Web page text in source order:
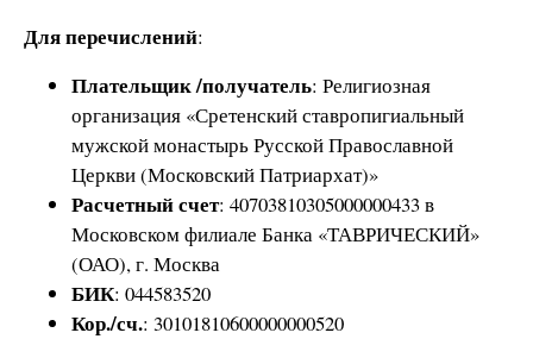
Для перечислений:
Плательщик /получатель: Религиозная
организация «Сретенский ставропигиальный
мужской монастырь Русской Православной
Церкви (Московский Патриархат)»
Расчетный счет: 40703810305000000433 в
Московском филиале Банка «ТАВРИЧЕСКИЙ»
(ОАО), г. Москва
БИК: 044583520
Кор./сч.: 30101810600000000520